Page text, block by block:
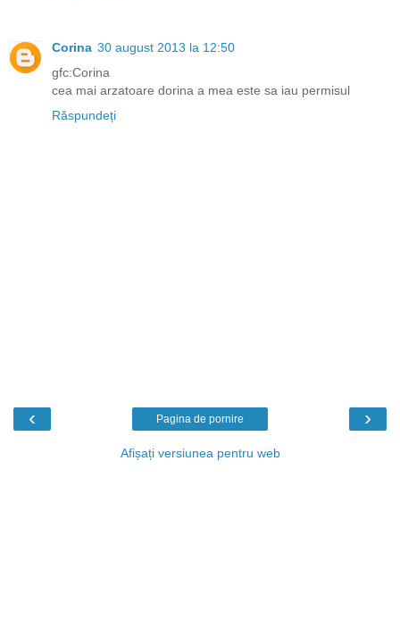
Corina 30 august 2013 la 12:50
gfc:Corina
cea mai arzatoare dorina a mea este sa iau permisul
Răspundeți
‹ ›
Pagina de pornire
Afișați versiunea pentru web